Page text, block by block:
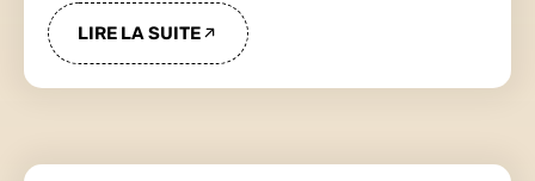
LIRE LA SUITE